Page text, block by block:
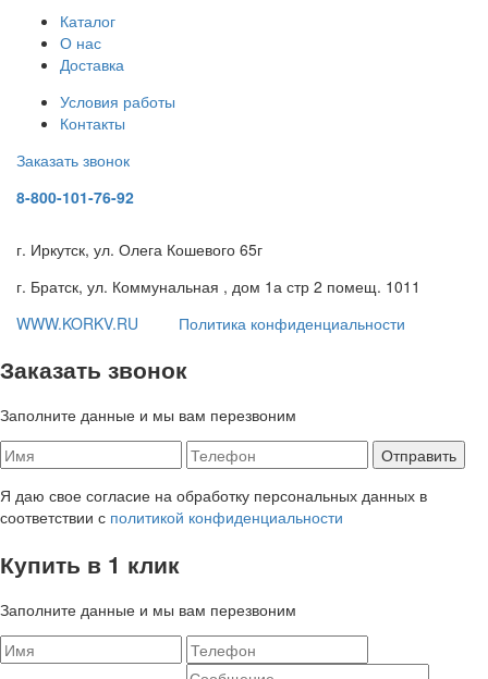
Каталог
О нас
Доставка
Условия работы
Контакты
Заказать звонок
8-800-101-76-92
г. Иркутск, ул. Олега Кошевого 65г
г. Братск, ул. Коммунальная , дом 1а стр 2 помещ. 1011
WWW.KORKV.RU
Политика конфиденциальности
Заказать звонок
Заполните данные и мы вам перезвоним
Я даю свое согласие на обработку персональных данных в
соответствии с политикой конфиденциальности
Купить в 1 клик
Заполните данные и мы вам перезвоним